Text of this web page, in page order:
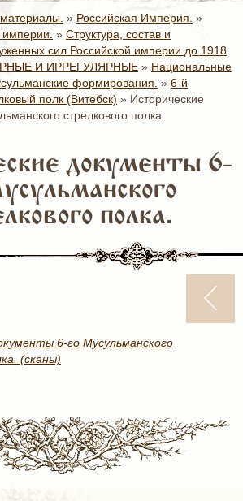
» Российская Империя. »
» Структура, состав и
сил Российской империи до 1918
И ИРРЕГУЛЯРНЫЕ » Национальные
формирования. » 6-й
полк (Витебск) » Исторические
стрелкового полка.
документы 6-
полка.
6-го Мусульманского
(сканы)